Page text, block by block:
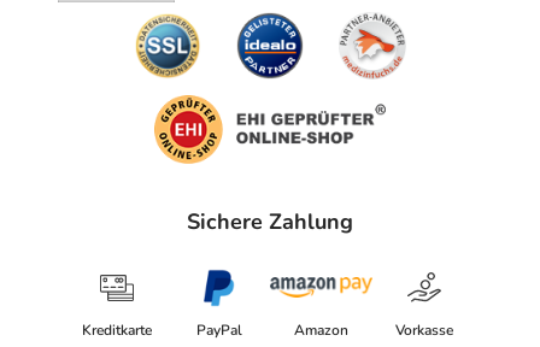
Sichere Zahlung
Kreditkarte PayPal Amazon Vorkasse